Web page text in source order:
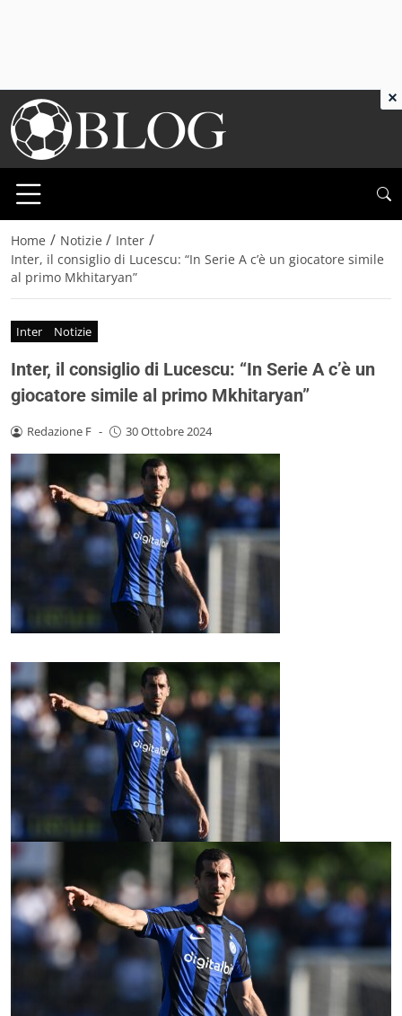
Home / Notizie / Inter /
Inter, il consiglio di Lucescu: “In Serie A c’è un giocatore simile
al primo Mkhitaryan”
Inter Notizie
Inter, il consiglio di Lucescu: “In Serie A c’è un
giocatore simile al primo Mkhitaryan”
Redazione F - 30 Ottobre 2024
×